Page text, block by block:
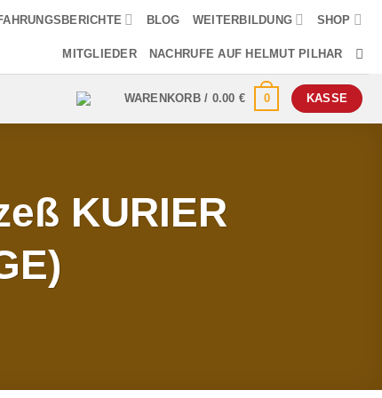
BLOG WEITERBILDUNG SHOP
MITGLIEDER NACHRUFE AUF HELMUT PILHAR
WARENKORB / 0.00 € 0 KASSE
KURIER